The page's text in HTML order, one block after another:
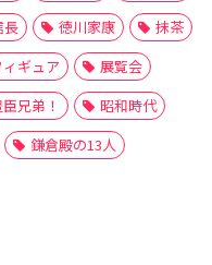
長 徳川家康
抹茶
ィギュア
展覧会
兄弟！
昭和時代
鎌倉殿の13人